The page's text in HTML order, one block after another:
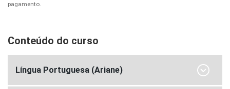
pagamento.
Conteúdo do curso
Língua Portuguesa (Ariane)